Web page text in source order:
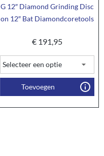
G 12″ Diamond Grinding Disc
on 12″ Bat Diamondcoretools
€ 191,95
Toevoegen